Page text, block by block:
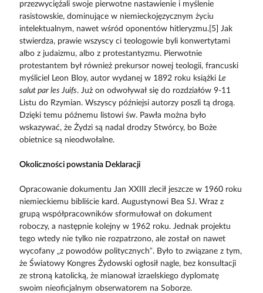
przezwyciężali swoje pierwotne nastawienie i myślenie
rasistowskie, dominujące w niemieckojęzycznym życiu
intelektualnym, nawet wśród oponentów hitleryzmu.[5] Jak
stwierdza, prawie wszyscy ci teologowie byli konwertytami
albo z judaizmu, albo z protestantyzmu. Pierwotnie
protestantem był również prekursor nowej teologii, francuski
myśliciel Leon Bloy, autor wydanej w 1892 roku książki Le
salut par les Juifs. Już on odwoływał się do rozdziałów 9-11
Listu do Rzymian. Wszyscy późniejsi autorzy poszli tą drogą.
Dzięki temu późnemu listowi św. Pawła można było
wskazywać, że Żydzi są nadal drodzy Stwórcy, bo Boże
obietnice są nieodwołalne.
Okoliczności powstania Deklaracji
Opracowanie dokumentu Jan XXIII zlecił jeszcze w 1960 roku
niemieckiemu bibliście kard. Augustynowi Bea SJ. Wraz z
grupą współpracowników sformułował on dokument
roboczy, a następnie kolejny w 1962 roku. Jednak projektu
tego wtedy nie tylko nie rozpatrzono, ale został on nawet
wycofany „z powodów politycznych”. Było to związane z tym,
że Światowy Kongres Żydowski ogłosił nagle, bez konsultacji
ze stroną katolicką, że mianował izraelskiego dyplomatę
swoim nieoficjalnym obserwatorem na Soborze.